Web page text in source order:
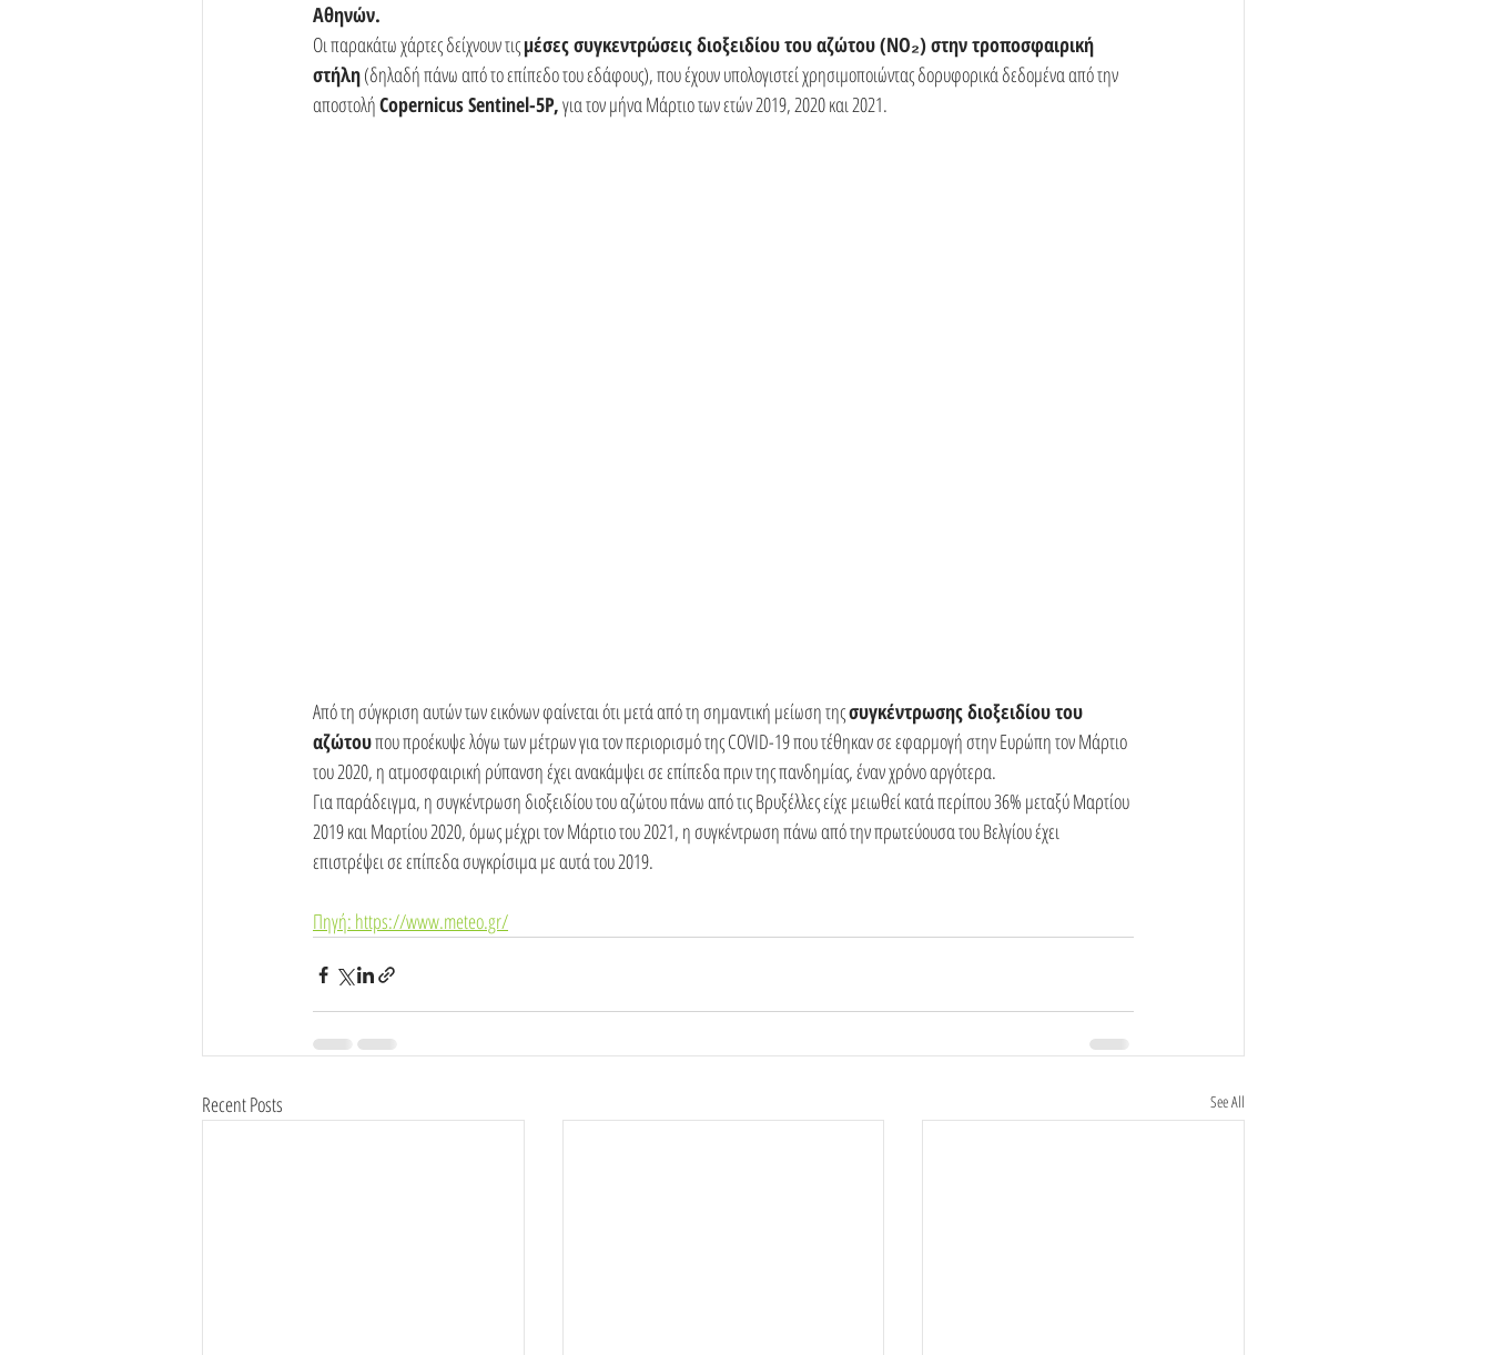
Αθηνών.
Οι παρακάτω χάρτες δείχνουν τις μέσες συγκεντρώσεις διοξειδίου του αζώτου (NO₂) στην τροποσφαιρική
στήλη (δηλαδή πάνω από το επίπεδο του εδάφους), που έχουν υπολογιστεί χρησιμοποιώντας δορυφορικά δεδομένα από την
αποστολή Copernicus Sentinel-5P, για τον μήνα Μάρτιο των ετών 2019, 2020 και 2021.
Από τη σύγκριση αυτών των εικόνων φαίνεται ότι μετά από τη σημαντική μείωση της συγκέντρωσης διοξειδίου του
αζώτου που προέκυψε λόγω των μέτρων για τον περιορισμό της COVID-19 που τέθηκαν σε εφαρμογή στην Ευρώπη τον Μάρτιο
του 2020, η ατμοσφαιρική ρύπανση έχει ανακάμψει σε επίπεδα πριν της πανδημίας, έναν χρόνο αργότερα.
Για παράδειγμα, η συγκέντρωση διοξειδίου του αζώτου πάνω από τις Βρυξέλλες είχε μειωθεί κατά περίπου 36% μεταξύ Μαρτίου
2019 και Μαρτίου 2020, όμως μέχρι τον Μάρτιο του 2021, η συγκέντρωση πάνω από την πρωτεύουσα του Βελγίου έχει
επιστρέψει σε επίπεδα συγκρίσιμα με αυτά του 2019.
Πηγή: https://www.meteo.gr/
Recent Posts See All